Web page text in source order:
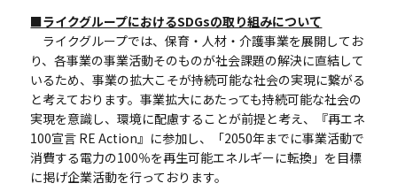
■ライクグループにおけるSDGsの取り組みについて
ライクグループでは、保育・人材・介護事業を展開してお
り、各事業の事業活動そのものが社会課題の解決に直結して
いるため、事業の拡大こそが持続可能な社会の実現に繋がる
と考えております。事業拡大にあたっても持続可能な社会の
実現を意識し、環境に配慮することが前提と考え、『再エネ
100宣言 RE Action』に参加し、「2050年までに事業活動で
消費する電力の100％を再生可能エネルギーに転換」を目標
に掲げ企業活動を行っております。